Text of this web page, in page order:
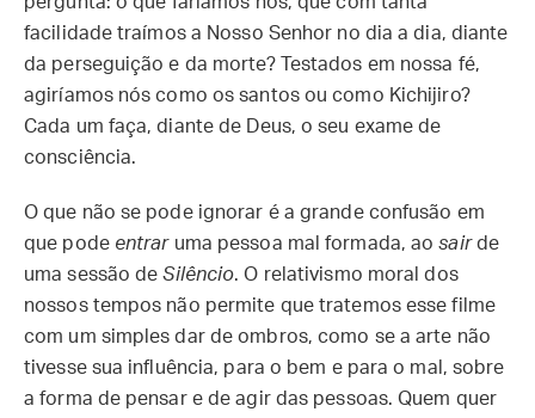
facilidade traímos a Nosso Senhor no dia a dia, diante
da perseguição e da morte? Testados em nossa fé,
agiríamos nós como os santos ou como Kichijiro?
Cada um faça, diante de Deus, o seu exame de
consciência.
O que não se pode ignorar é a grande confusão em
que pode entraruma pessoa mal formada, aosairde
uma sessão deSilêncio. O relativismo moral dos
nossos tempos não permite que tratemos esse filme
com um simples dar de ombros, como se a arte não
tivesse sua influência, para o bem e para o mal, sobre
a forma de pensar e de agir das pessoas. Quem quer